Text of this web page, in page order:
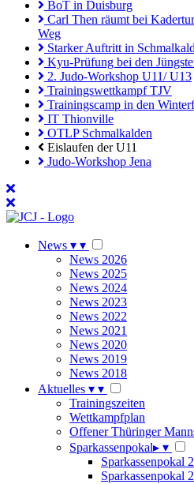
BoT in Duisburg
Carl Then räumt bei
Weg
Starker Auftritt in
Kyu-Prüfung bei den
2. Judo-Workshop U11/ U13
Trainingswettkampf TJV
Trainingscamp in den
IT Thionville
OTLP Schmalkalden
Eislaufen der U11
Judo-Workshop Jena
News ▾ ▾
News 2026
News 2025
News 2024
News 2023
News 2022
News 2021
News 2020
News 2019
News 2018
Aktuelles ▾ ▾
Trainingszeiten
Wettkampfplan
Offener Thüringer
Sparkassenpokal▸ ▾
Sparkassenpokal
Sparkassenpokal